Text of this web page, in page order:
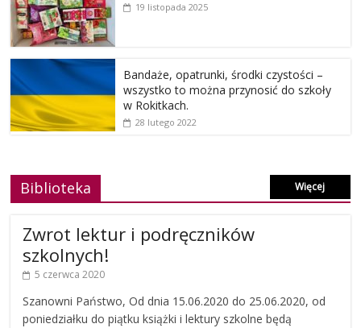
19 listopada 2025
Bandaże, opatrunki, środki czystości –
wszystko to można przynosić do szkoły
w Rokitkach.
28 lutego 2022
Biblioteka Więcej
Zwrot lektur i podręczników
szkolnych!
5 czerwca 2020
Szanowni Państwo, Od dnia 15.06.2020 do 25.06.2020, od
poniedziałku do piątku książki i lektury szkolne będą